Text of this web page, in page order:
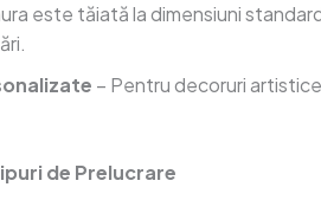
este tăiată la dimensiuni
– Pentru decoruri
de Prelucrare